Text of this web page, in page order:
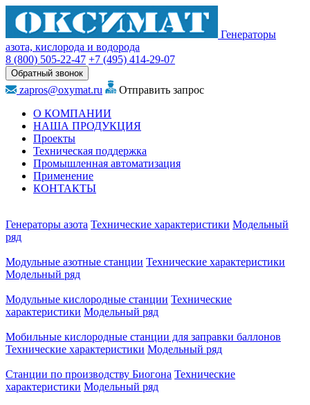
Генераторы
азота, кислорода и водорода
8 (800) 505-22-47 +7 (495) 414-29-07
Обратный звонок
zapros@oxymat.ru
Отправить запрос
О КОМПАНИИ
НАША ПРОДУКЦИЯ
Проекты
Техническая поддержка
Промышленная автоматизация
Применение
КОНТАКТЫ
Генераторы азота Технические характеристики Модельный
ряд
Модульные азотные станции Технические характеристики
Модельный ряд
Модульные кислородные станции Технические
характеристики Модельный ряд
Мобильные кислородные станции для заправки баллонов
Технические характеристики Модельный ряд
Станции по производству Биогона Технические
характеристики Модельный ряд